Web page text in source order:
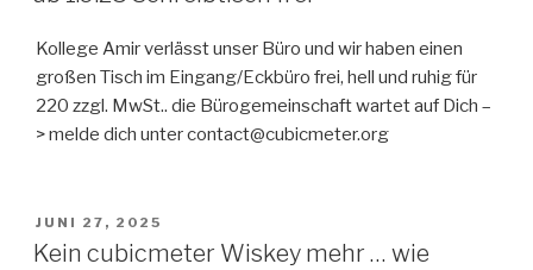
Kollege Amir verlässt unser Büro und wir haben einen
großen Tisch im Eingang/Eckbüro frei, hell und ruhig für
220 zzgl. MwSt.. die Bürogemeinschaft wartet auf Dich –
> melde dich unter contact@cubicmeter.org
VERÖFFENTLICHT
AM
JUNI 27, 2025
Kein cubicmeter Wiskey mehr … wie